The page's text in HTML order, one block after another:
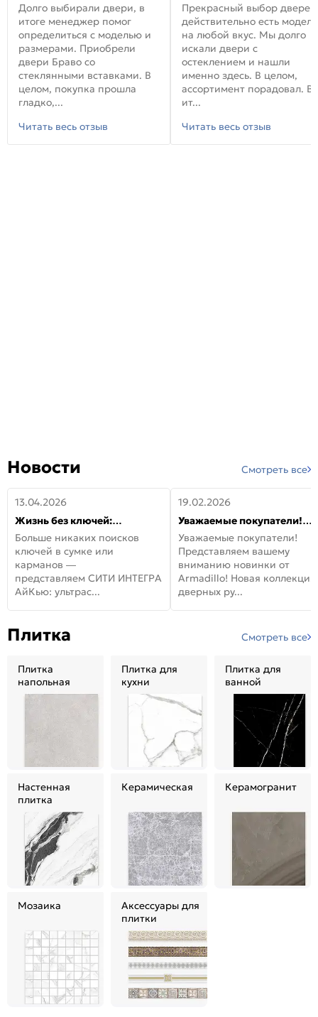
Долго выбирали двери, в
итоге менеджер помог
определиться с моделью и
размерами. Приобрели
двери Браво со
стеклянными вставками. В
целом, покупка прошла
гладко,...
Читать весь отзыв
Прекрасный выбор
действительно есть модели
на любой вкус. Мы долго
искали двери с
остеклением и нашли
именно здесь. В целом,
ассортимент порадовал. В
ит...
Читать весь отзыв
Новости Смотреть все
13.04.2026
Жизнь без ключей:
встречайте новую дверь
СИТИ ИНТЕГРА АйКью!
Больше никаких поисков
ключей в сумке или
карманов —
представляем СИТИ ИНТЕГРА
АйКью: ультрас...
19.02.2026
Уважаемые покупатели!
Представляем вашему
вниманию новинки от
Armadillo!
Уважаемые покупатели!
Представляем вашему
вниманию новинки от
Armadillo! Новая коллекция
дверных ру...
Плитка Смотреть все
Плитка
напольная
Плитка для
кухни
Плитка для
ванной
Настенная
плитка
Керамическая Керамогранит
Мозаика
Аксессуары для
плитки